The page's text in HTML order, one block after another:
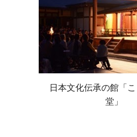
日本文化伝承の館「
堂」